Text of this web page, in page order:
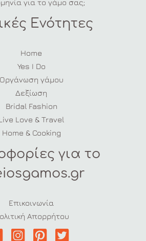
Ενότητες
Home
Yes I Do
Οργάνωση γάμου
Δεξίωση
Bridal Fashion
Love & Travel
Home & Cooking
για το
Επικοινωνία
Απορρήτου